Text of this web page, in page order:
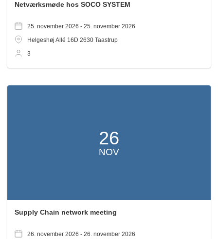
Netværksmøde hos SOCO SYSTEM
25. november 2026 - 25. november 2026
Helgeshøj Allé 16D 2630 Taastrup
3
26
NOV
Supply Chain network meeting
26. november 2026 - 26. november 2026